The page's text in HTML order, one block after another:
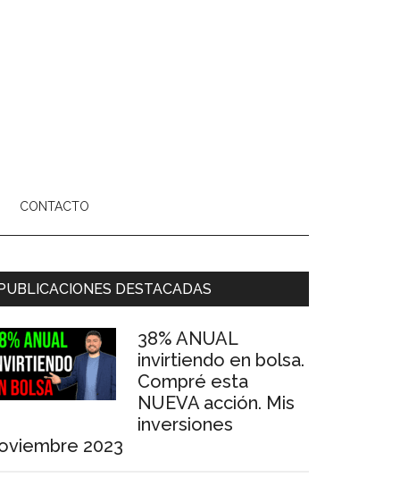
CONTACTO
DESTACADAS
38% ANUAL
invirtiendo en bolsa.
Compré esta
NUEVA acción. Mis
inversiones
2023